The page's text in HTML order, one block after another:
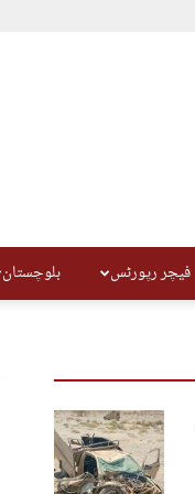
فیچر رپورٹس بلوچستان